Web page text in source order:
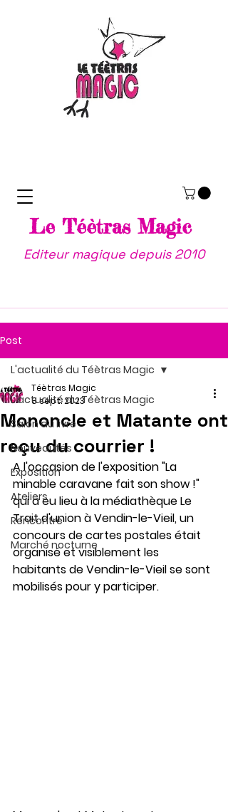
Le Téètras Magic
Editeur magique depuis 2010
Post
L'actualité du Téètras Magic
Salon du livre
Nouveautés
Exposition
Ateliers
Rencontre
Marché nocturne
L'actualité du Téètras Magic
Mononcle et Matante ont
reçu du courrier !
Téètras Magic
8 sept. 2023
A l'occasion de l'exposition "La
minable caravane fait son show !"
qui a eu lieu à la médiathèque Le
Trait d'union à Vendin-le-Vieil, un
concours de cartes postales était
organisé et visiblement les
habitants de Vendin-le-Vieil se sont
mobilisés pour y participer.